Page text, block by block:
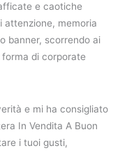
e caotiche
attenzione, memoria
banner, scorrendo ai
di corporate
e mi ha consigliato
In Vendita A Buon
i tuoi gusti,